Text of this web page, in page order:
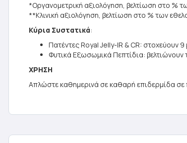
*Οργανομετρική αξιολόγηση, βελτίωση στο %
**Κλινική αξιολόγηση, βελτίωση στο % των
Κύρια Συστατικά:
Πατέντες Royal Jelly-IR & CR: στοχεύουν
Φυτικά Εξωσωμικά Πεπτίδια: βελτιώνουν
ΧΡΗΣΗ
Απλώστε καθημερινά σε καθαρή επιδερμίδα